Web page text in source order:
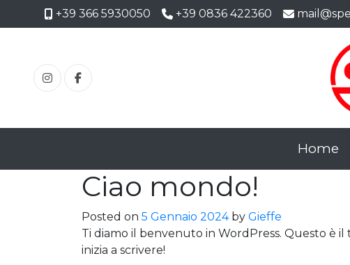
Mobile
+39 366 5930050 Phone
+39 0836 422360 Email
Instagram
Facebook
Home
Ciao mondo!
Posted on 5 Gennaio 2024by Gieffe
Ti diamo il benvenuto in WordPress. Questo è
inizia a scrivere!